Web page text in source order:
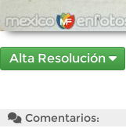
Alta Resolución
Comentarios: